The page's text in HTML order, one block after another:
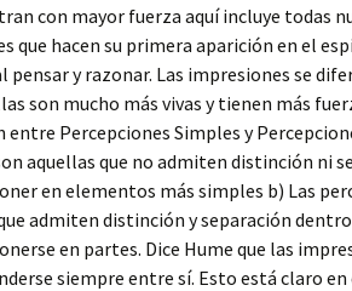
con mayor fuerza aquí incluye todas
que hacen su primera aparición en el
pensar y razonar. Las impresiones se
son mucho más vivas y tienen más
Percepciones Simples y
aquellas que no admiten distinción ni
en elementos más simples b) Las
admiten distinción y separación dentro
en partes. Dice Hume que las
siempre entre sí. Esto está claro en